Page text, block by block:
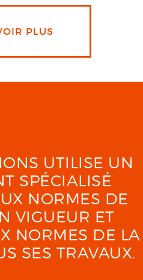
PLUS
UTILISE UN
SPÉCIALISÉ
NORMES DE
VIGUEUR ET
NORMES DE LA
SES TRAVAUX.